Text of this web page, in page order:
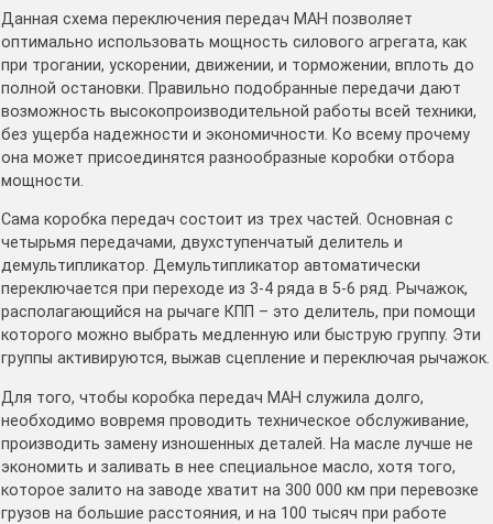
Данная схема переключения передач МАН позволяет
оптимально использовать мощность силового агрегата, как
при трогании, ускорении, движении, и торможении, вплоть до
полной остановки. Правильно подобранные передачи дают
возможность высокопроизводительной работы всей техники,
без ущерба надежности и экономичности. Ко всему прочему
она может присоединятся разнообразные коробки отбора
мощности.
Сама коробка передач состоит из трех частей. Основная с
четырьмя передачами, двухступенчатый делитель и
демультипликатор. Демультипликатор автоматически
переключается при переходе из 3-4 ряда в 5-6 ряд. Рычажок,
располагающийся на рычаге КПП – это делитель, при помощи
которого можно выбрать медленную или быструю группу. Эти
группы активируются, выжав сцепление и переключая рычажок.
Для того, чтобы коробка передач МАН служила долго,
необходимо вовремя проводить техническое обслуживание,
производить замену изношенных деталей. На масле лучше не
экономить и заливать в нее специальное масло, хотя того,
которое залито на заводе хватит на 300 000 км при перевозке
грузов на большие расстояния, и на 100 тысяч при работе